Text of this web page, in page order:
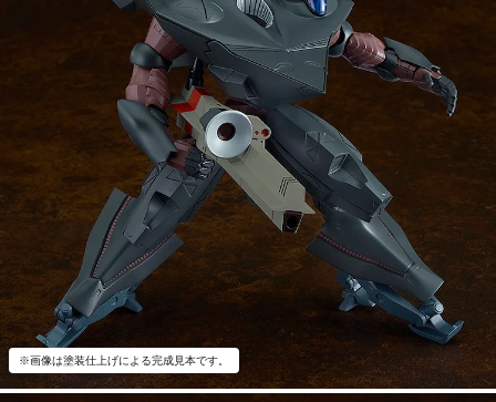
※画像は塗装仕上げによる完成見本です。